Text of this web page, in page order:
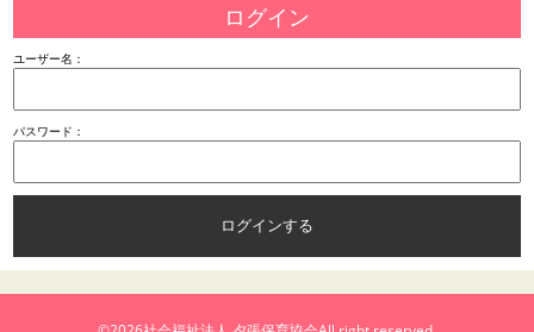
ログイン
ユーザー名：
パスワード：